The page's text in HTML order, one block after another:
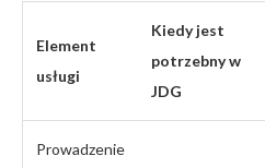
Element
usługi
Kiedy jest
potrzebny w
JDG
Prowadzenie